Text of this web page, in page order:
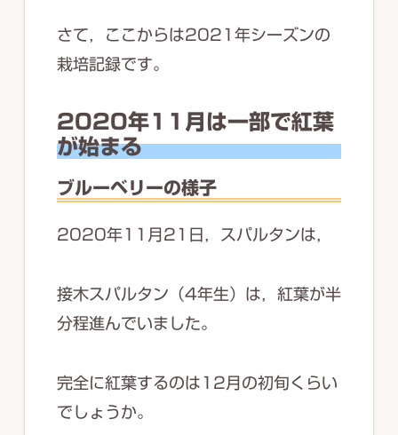
さて，ここからは2021年シーズンの
栽培記録です。
2020年11月は一部で紅葉
が始まる
ブルーベリーの様子
2020年11月21日，スパルタンは，
接木スパルタン（4年生）は，紅葉が半
分程進んでいました。
完全に紅葉するのは12月の初旬くらい
でしょうか。